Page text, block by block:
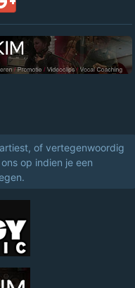
of vertegenwoordig
op indien je een